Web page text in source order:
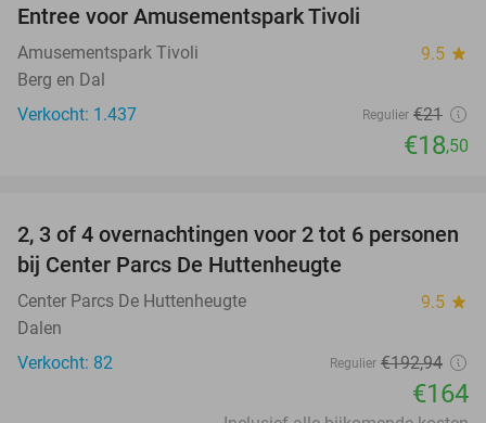
Entree voor Amusementspark Tivoli
Amusementspark Tivoli 9.5 star
Berg en Dal
Verkocht: 1.437
Regulier €21
€18,50
15%
2, 3 of 4 overnachtingen voor 2 tot 6 personen
bij Center Parcs De Huttenheugte
Center Parcs De Huttenheugte 9.5 star
Dalen
Verkocht: 82
Regulier €192,94
€164